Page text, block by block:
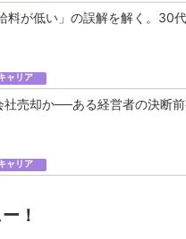
料が低い」の誤解を解く。30
ャリア
社売却か──ある経営者の決断
ャリア
！